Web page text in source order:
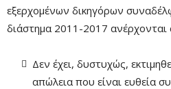
εξερχομένων δικηγόρων
διάστημα 2011-2017 ανέρχονται
Δεν έχει, δυστυχώς,
απώλεια που είναι ευθεία